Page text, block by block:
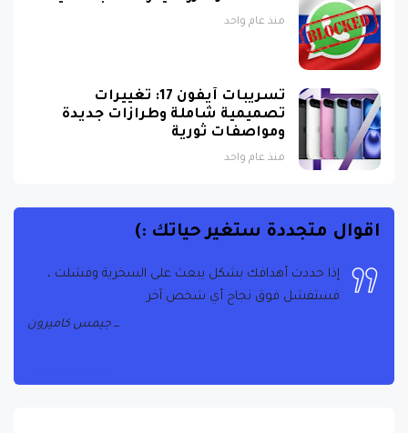
تصميمية شاملة وطرازات جديدة
ومواصفات ثورية
منذ عام واحد
اقوال متجددة ستغير حياتك :)
فستفشل فوق نجاح أي شخص آخر